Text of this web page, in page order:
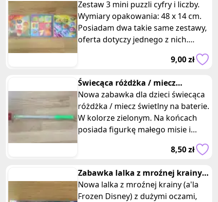
Zestaw 3 mini puzzli cyfry i liczby.
Wymiary opakowania: 48 x 14 cm.
Posiadam dwa takie same zestawy,
oferta dotyczy jednego z nich.
9,00 zł
Świecąca różdżka / miecz
świetlny zielona na baterie
Nowa zabawka dla dzieci świecąca
różdżka / miecz świetlny na baterie.
W kolorze zielonym. Na końcach
posiada figurkę małego misie i
8,50 zł
Zabawka lalka z mroźnej krainy
w niebieskiej sukience frozen
Nowa lalka z mroźnej krainy (a'la
Frozen Disney) z dużymi oczami,